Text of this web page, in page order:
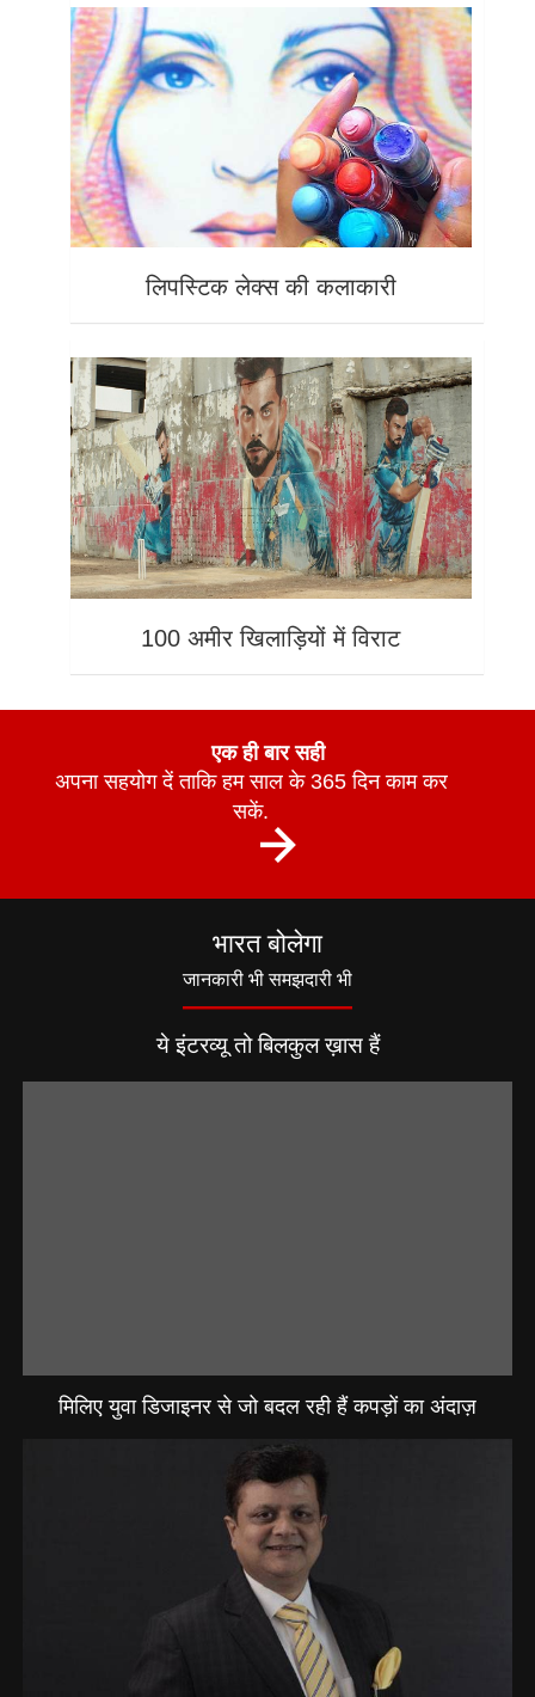
लिपस्टिक लेक्स की कलाकारी
100 अमीर खिलाड़ियों में विराट
एक ही बार सही
अपना सहयोग दें ताकि हम साल के 365 दिन काम कर
सकें.
भारत बोलेगा
जानकारी भी समझदारी भी
ये इंटरव्यू तो बिलकुल ख़ास हैं
मिलिए युवा डिजाइनर से जो बदल रही हैं कपड़ों का अंदाज़